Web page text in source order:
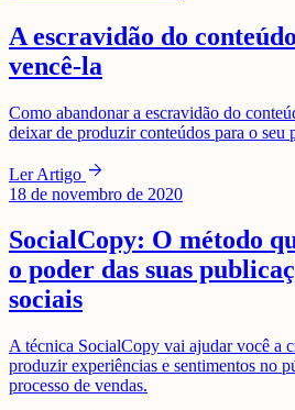
A escravidão do
vencê-la
Como abandonar a escravidão do
deixar de produzir conteúdos para o seu
Ler Artigo arrow_forward
18 de novembro de 2020
SocialCopy: O método
o poder das suas
sociais
A técnica SocialCopy vai ajudar você a
produzir experiências e sentimentos no
processo de vendas.